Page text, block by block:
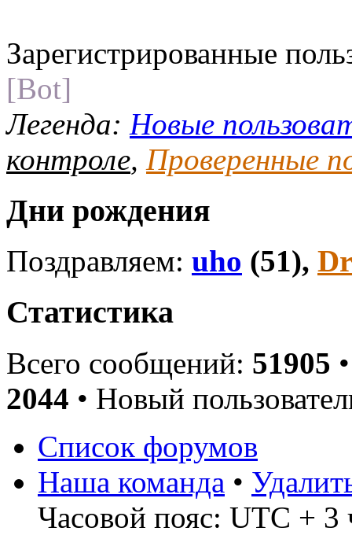
Зарегистрированные
[Bot]
Легенда: Новые
контроле, Проверенные
Дни рождения
Поздравляем: uho (51),
Статистика
Всего сообщений: 51905
2044 • Новый
Список форумов
Наша команда •
Часовой пояс: UTC + 3